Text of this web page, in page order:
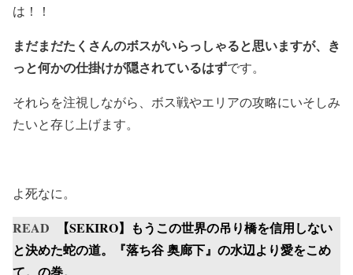
は！！
まだまだたくさんのボスがいらっしゃると思いますが、き
っと何かの仕掛けが隠されているはずです。
それらを注視しながら、ボス戦やエリアの攻略にいそしみ
たいと存じ上げます。
よ死なに。
READ
【SEKIRO】もうこの世界の吊り橋を信用しない
と決めた蛇の道。『落ち谷 奥廊下』の水辺より愛をこめ
て。の巻。